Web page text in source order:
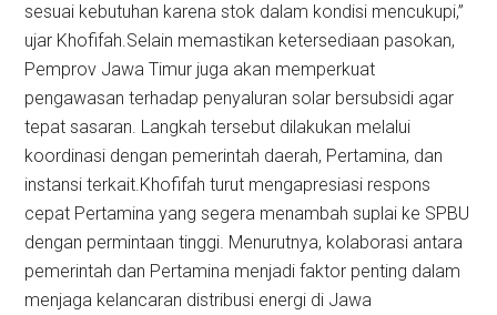
sesuai kebutuhan karena stok dalam kondisi mencukupi,”
ujar Khofifah.Selain memastikan ketersediaan pasokan,
Pemprov Jawa Timur juga akan memperkuat
pengawasan terhadap penyaluran solar bersubsidi agar
tepat sasaran. Langkah tersebut dilakukan melalui
koordinasi dengan pemerintah daerah, Pertamina, dan
instansi terkait.Khofifah turut mengapresiasi respons
cepat Pertamina yang segera menambah suplai ke SPBU
dengan permintaan tinggi. Menurutnya, kolaborasi antara
pemerintah dan Pertamina menjadi faktor penting dalam
menjaga kelancaran distribusi energi di Jawa